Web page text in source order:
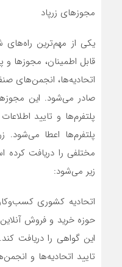
مجوزهای زرپاد
یکی از مهم‌ترین راه‌های
قابل اطمینان، مجوزها
اتحادیه‌ها، انجمن‌های
صادر می‌شود. این
پلتفرم‌ها و تایید
پلتفرم‌ها اعطا می‌شود.
مختلفی را دریافت
زیر می‌شود:
اتحادیه کشوری
حوزه خرید و فروش
این گواهی را دریافت
تایید اتحادیه‌ها و